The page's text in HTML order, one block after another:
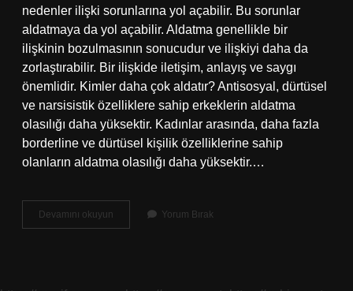
nedenler ilişki sorunlarına yol açabilir. Bu sorunlar
aldatmaya da yol açabilir. Aldatma genellikle bir
ilişkinin bozulmasının sonucudur ve ilişkiyi daha da
zorlaştırabilir. Bir ilişkide iletişim, anlayış ve saygı
önemlidir. Kimler daha çok aldatır? Antisosyal, dürtüsel
ve narsisistik özelliklere sahip erkeklerin aldatma
olasılığı daha yüksektir. Kadınlar arasında, daha fazla
borderline ve dürtüsel kişilik özelliklerine sahip
olanların aldatma olasılığı daha yüksektir.…
Devamını okuyun Aldatma
Normal
Yorum Bırak